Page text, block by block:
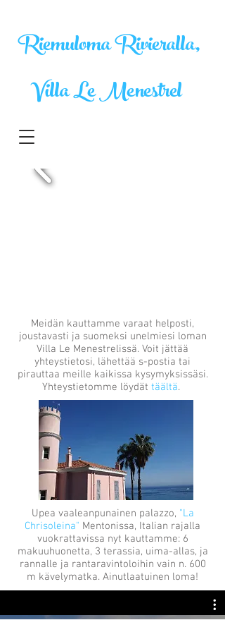
Riemuloma Rivieralla,
Villa Le Menestrel
Meidän kauttamme varaat helposti,
joustavasti ja suomeksi unelmiesi loman
Villa Le Menestrelissä. Voit jättää
yhteystietosi, lähettää s-postia tai
pirauttaa meille kaikissa kysymyksissäsi.
Yhteystietomme löydät täältä.
Upea vaaleanpunainen palazzo, "La
Chrisoleina" Mentonissa, Italian rajalla
vuokrattavissa nyt kauttamme: 6
makuuhuonetta, 3 terassia, uima-allas, ja
rannalle ja rantaravintoloihin vain n. 600
m kävelymatka. Ainutlaatuinen loma!